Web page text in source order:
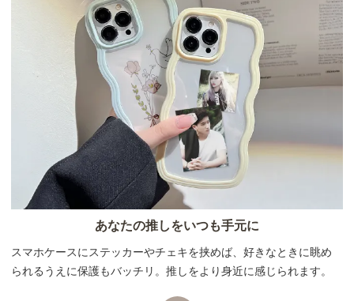
あなたの推しをいつも手元に
スマホケースにステッカーやチェキを挟めば、好きなときに眺め
られるうえに保護もバッチリ。推しをより身近に感じられます。